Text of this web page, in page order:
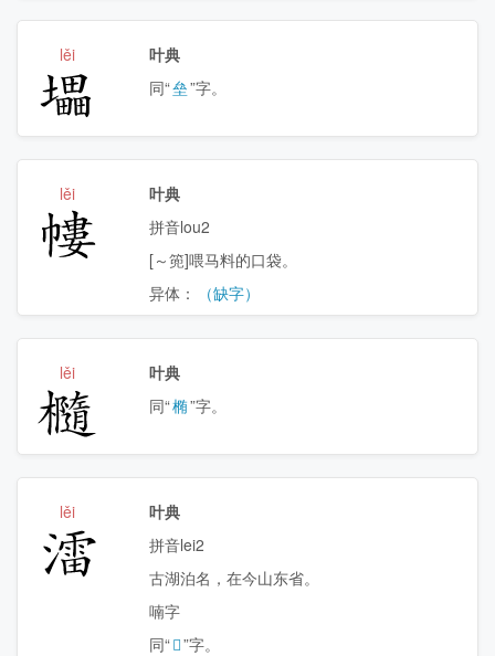
㙼
lěi
叶典
同“垒”字。
㡞
lěi
叶典
拼音lou2
[～篼]喂马料的口袋。
异体：
（缺字）
㰐
lěi
叶典
同“椭”字。
㵢
lěi
叶典
拼音lei2
古湖泊名，在今山东省。
喃字
同“𩁦”字。